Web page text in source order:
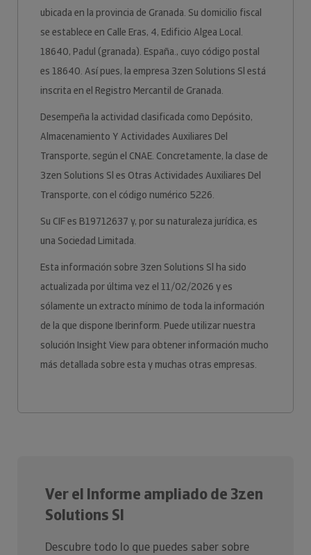
ubicada en la provincia de Granada. Su domicilio fiscal
se establece en Calle Eras, 4, Edificio Algea Local.
18640, Padul (granada). España., cuyo código postal
es 18640. Así pues, la empresa 3zen Solutions Sl está
inscrita en el Registro Mercantil de Granada.
Desempeña la actividad clasificada como Depósito,
Almacenamiento Y Actividades Auxiliares Del
Transporte, según el CNAE. Concretamente, la clase de
3zen Solutions Sl es Otras Actividades Auxiliares Del
Transporte, con el código numérico 5226.
Su CIF es B19712637 y, por su naturaleza jurídica, es
una Sociedad Limitada.
Esta información sobre 3zen Solutions Sl ha sido
actualizada por última vez el 11/02/2026 y es
sólamente un extracto mínimo de toda la información
de la que dispone Iberinform. Puede utilizar nuestra
solución Insight View para obtener información mucho
más detallada sobre esta y muchas otras empresas.
Ver el Informe ampliado de 3zen
Solutions Sl
Descubre todo lo que puedes saber sobre